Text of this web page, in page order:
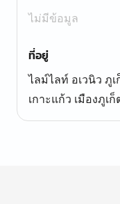
ไม่มีข้อมูล
ที่อยู่
ไลม์ไลท์ อเวนิว ภูเ
เกาะแก้ว เมืองภูเ